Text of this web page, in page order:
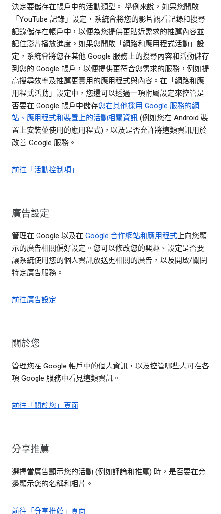
決定要儲存在帳戶中的活動類型。 舉例來說，如果您開啟
「YouTube 記錄」設定，系統會將您的影片觀看記錄和搜尋
記錄儲存在帳戶中，以便為您提供更貼近需求的推薦內容並
記住影片播放進度。如果您開啟「網路和應用程式活動」設
定，系統會將您在其他 Google 服務上的搜尋內容和活動儲存
到您的 Google 帳戶，以便提供更符合您需求的服務，例如提
高搜尋效率及推薦更實用的應用程式與內容。在「網路和應
用程式活動」設定中，您還可以透過一項附屬設定來控管是
否要在 Google 帳戶中儲存您在其他採用 Google 服務的網
站、應用程式和裝置上的活動相關資訊 (例如您在 Android 裝
置上安裝並使用的應用程式)，以及是否允許將這類資訊用於
改善 Google 服務。
前往「活動控制項」
廣告設定
管理在 Google 以及在 Google 合作網站和應用程式上向您顯
示的廣告相關偏好設定。您可以修改您的興趣、設定是否要
讓系統使用您的個人資訊放送更相關的廣告，以及開啟/關閉
特定廣告服務。
前往廣告設定
關於您
管理您在 Google 帳戶中的個人資訊，以及控管哪些人可在各
項 Google 服務中看見這類資訊。
前往「關於您」頁面
分享推薦
選擇當廣告顯示您的活動 (例如評論和推薦) 時，是否要在旁
邊顯示您的名稱和相片。
前往「分享推薦」頁面